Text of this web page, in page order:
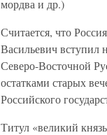
мордва и др.)
Считается, что
Васильевич вступил
Северо-Восточной
остатками старых
Российского
Титул «великий